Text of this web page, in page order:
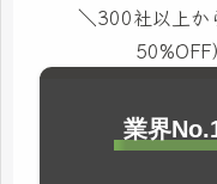
＼300社以上か
業界